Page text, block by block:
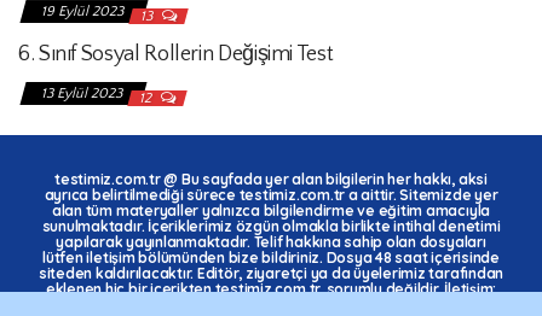
19 Eylül 2023 13
6. Sınıf Sosyal Rollerin Değişimi Test
13 Eylül 2023 12
testimiz.com.tr@ Bu sayfada yer alan bilgilerin her hakkı, aksi
ayrıca belirtilmediği sürece testimiz.com.tr a aittir. Sitemizde yer
alan tüm materyaller yalnızca bilgilendirme ve eğitim amacıyla
sunulmaktadır. İçeriklerimiz özgün olmakla birlikte intihal denetimi
yapılarak yayınlanmaktadır. Telif hakkına sahip olan dosyaları
lütfen iletişim bölümünden bize bildiriniz. Dosya 48 saat içerisinde
siteden kaldırılacaktır. Editör, ziyaretçi ya da üyelerimiz tarafından
eklenen hiç bir içerikten testimiz.com.tr. sorumlu değildir. İletişim: